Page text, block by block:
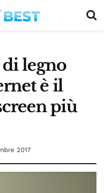
legno
è il
più
2017